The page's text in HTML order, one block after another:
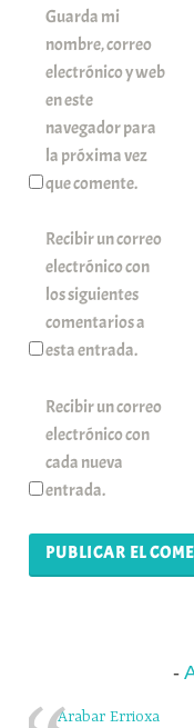
Guarda mi
nombre, correo
electrónico y web
en este
navegador para
la próxima vez
que comente.
Recibir un correo
electrónico con
los siguientes
comentarios a
esta entrada.
Recibir un correo
electrónico con
cada nueva
entrada.
Arabar Errioxa